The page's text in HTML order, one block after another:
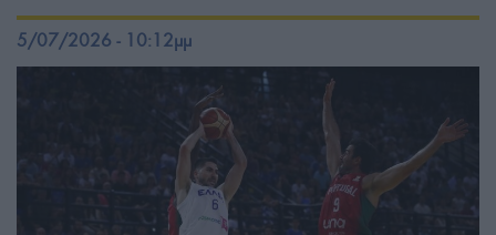
5/07/2026 - 10:12μμ